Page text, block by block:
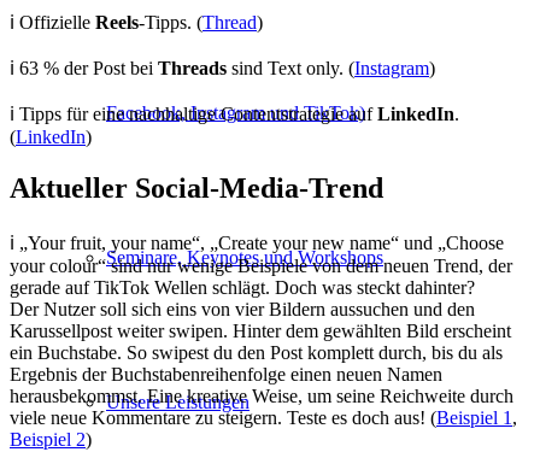
Facebook, Instagram und TikTok)
Seminare, Keynotes und Workshops
Unsere Leistungen
ℹ️ Offizielle Reels-Tipps. (Thread)
ℹ️ 63 % der Post bei Threads sind Text only. (Instagram)
ℹ️ Tipps für eine nachhaltige Contentstrategie aufLinkedIn.
(LinkedIn)
Aktueller Social-Media-Trend
ℹ️ „Your fruit, your name“, „Create your new name“ und „Choose
your colour“ sind nur wenige Beispiele von dem neuen Trend, der
gerade auf TikTok Wellen schlägt. Doch was steckt dahinter?
Der Nutzer soll sich eins von vier Bildern aussuchen und den
Karussellpost weiter swipen. Hinter dem gewählten Bild erscheint
ein Buchstabe. So swipest du den Post komplett durch, bis du als
Ergebnis der Buchstabenreihenfolge einen neuen Namen
herausbekommst. Eine kreative Weise, um seine Reichweite durch
viele neue Kommentare zu steigern. Teste es doch aus! (Beispiel 1 ,
Beispiel 2)